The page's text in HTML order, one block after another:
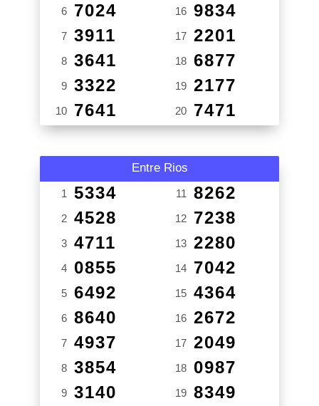
6 7024
7 3911
8 3641
9 3322
10 7641
16 9834
17 2201
18 6877
19 2177
20 7471
Entre Rios
1 5334
2 4528
3 4711
4 0855
5 6492
6 8640
7 4937
8 3854
9 3140
11 8262
12 7238
13 2280
14 7042
15 4364
16 2672
17 2049
18 0987
19 8349